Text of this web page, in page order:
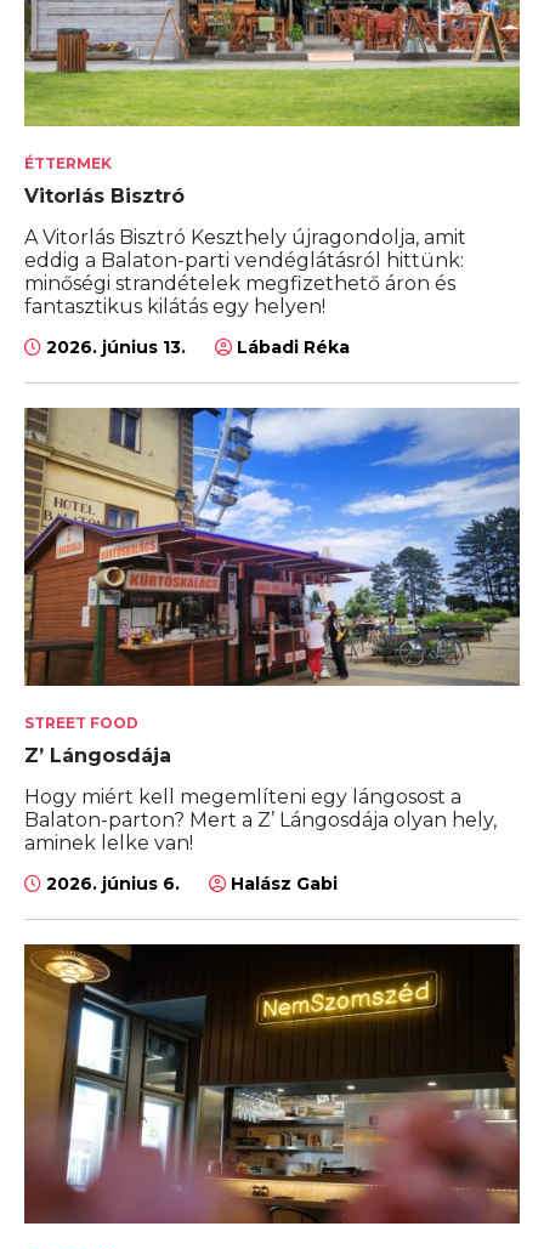
ÉTTERMEK
Vitorlás Bisztró
A Vitorlás Bisztró Keszthely újragondolja, amit
eddig a Balaton-parti vendéglátásról hittünk:
minőségi strandételek megfizethető áron és
fantasztikus kilátás egy helyen!
2026. június 13. Lábadi Réka
STREET FOOD
Z’ Lángosdája
Hogy miért kell megemlíteni egy lángosost a
Balaton-parton? Mert a Z’ Lángosdája olyan hely,
aminek lelke van!
2026. június 6. Halász Gabi